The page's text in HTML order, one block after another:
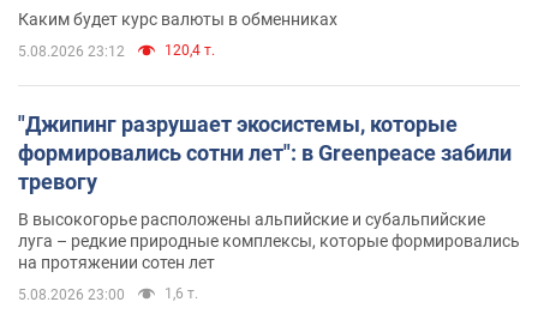
Каким будет курс валюты в обменниках
5.08.2026 23:12 120,4 т.
"Джипинг разрушает экосистемы, которые
формировались сотни лет": в Greenpeace забили
тревогу
В высокогорье расположены альпийские и субальпийские
луга – редкие природные комплексы, которые формировались
на протяжении сотен лет
5.08.2026 23:00 1,6 т.